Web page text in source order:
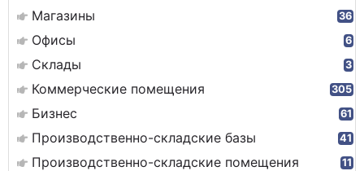
Магазины 36
Офисы 6
Склады 3
Коммерческие помещения 305
Бизнес 61
Производственно-складские базы 41
Производственно-складские помещения 11